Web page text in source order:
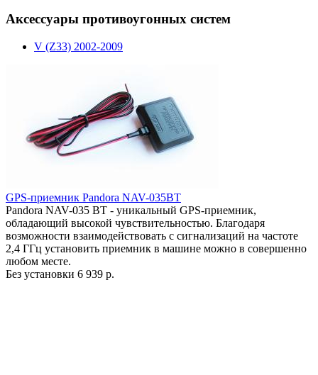
Аксессуары противоугонных систем
V (Z33) 2002-2009
GPS-приемник Pandora NAV-035BT
Pandora NAV-035 BT - уникальный GPS-приемник,
обладающий высокой чувствительностью. Благодаря
возможности взаимодействовать с сигнализаций на частоте
2,4 ГГц установить приемник в машине можно в совершенно
любом месте.
Без установки 6 939 р.